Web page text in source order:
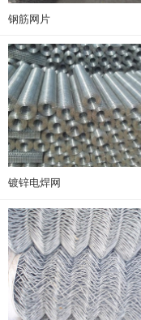
钢筋网片
镀锌电焊网